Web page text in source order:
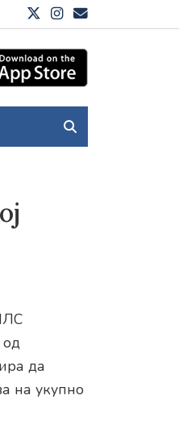
од
да
на укупно